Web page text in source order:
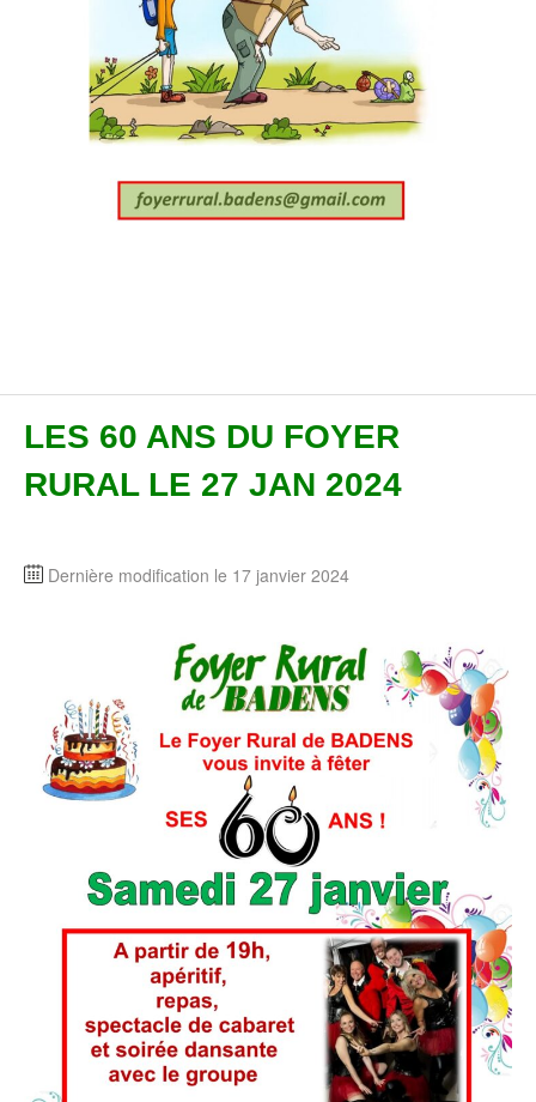
LES 60 ANS DU FOYER
RURAL LE 27 JAN 2024
Dernière modification le 17 janvier 2024